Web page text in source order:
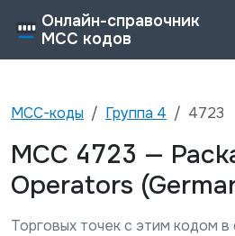
Онлайн-справочник
MCC кодов
MCC-коды Группа 4 4723
MCC 4723 —
Operators
Торговых точек с этим кодом в